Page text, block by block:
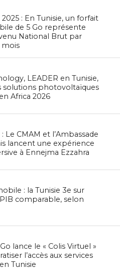
: En Tunisie, un forfait
de 5 Go représente
National Brut par
LEADER en Tunisie,
solutions photovoltaïques
Africa 2026
Le CMAM et l’Ambassade
lancent une expérience
à Ennejma Ezzahra
: la Tunisie 3e sur
comparable, selon
lance le « Colis Virtuel »
l’accès aux services
Tunisie